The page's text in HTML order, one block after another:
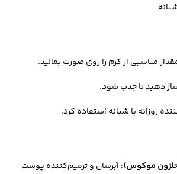
مناسبی از کرم را روی صورت بمالید.
دهید تا جذب شود.
روزانه یا شبانه استفاده کرد.
: آبرسان و ترمیم‌کننده پوست